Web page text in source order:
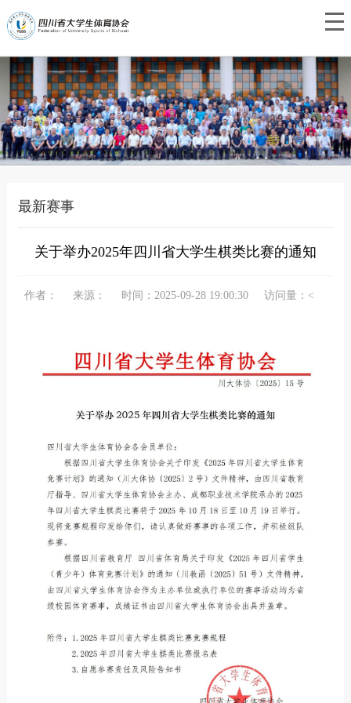
最新赛事
关于举办2025年四川省大学生棋类比赛的通知
作者： 来源： 时间：2025-09-28 19:00:30 访问量：<